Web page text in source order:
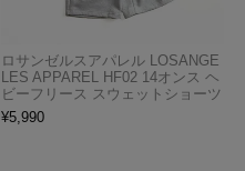
ロサンゼルスアパレル LOSANGE
LES APPAREL HF02 14オンス ヘ
ビーフリース スウェットショーツ
¥5,990